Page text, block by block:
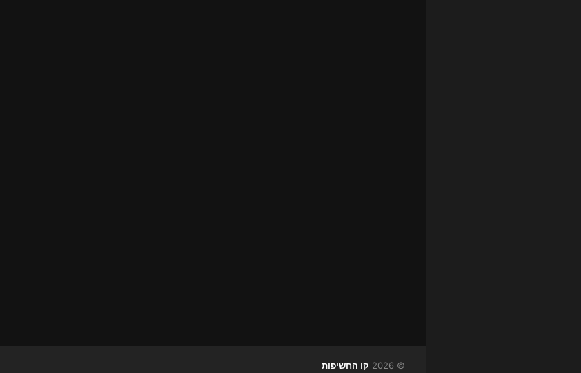
© 2026 קו החשיפות